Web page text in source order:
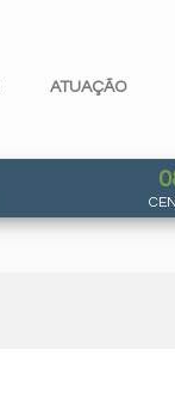
ATUAÇÃO